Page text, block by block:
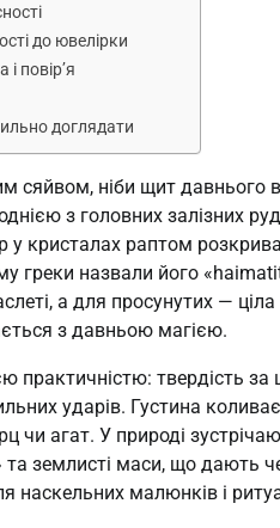
до ювелірки
і повір’я
доглядати
ніби щит давнього
з головних залізних
у кристалах раптом
назвали його
а для просунутих — ціла
з давньою магією.
практичністю: твердість
ударів. Густина
агат. У природі
та землисті маси, що
наскельних малюнків і